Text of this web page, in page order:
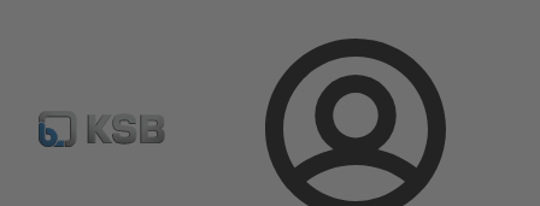
Prijava
ZJSVA/ZXSVA